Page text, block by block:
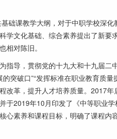
课教学大纲，对于中职学校深化
文化基础、综合素养提出了新要
相对陈旧。
导，贯彻党的十九大和十九届二
突破口”“发挥标准在职业教育质
革，提升人才培养质量。2017
于2019年10月印发了《中等职业
心素养和课程目标，明确了课程